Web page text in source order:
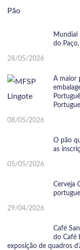
Mundial
do
28/05/2026
A maior
08/05/2026
O pão
as
05/05/2026
Cerveja
29/04/2026
Café
do Café
exposição de quadros